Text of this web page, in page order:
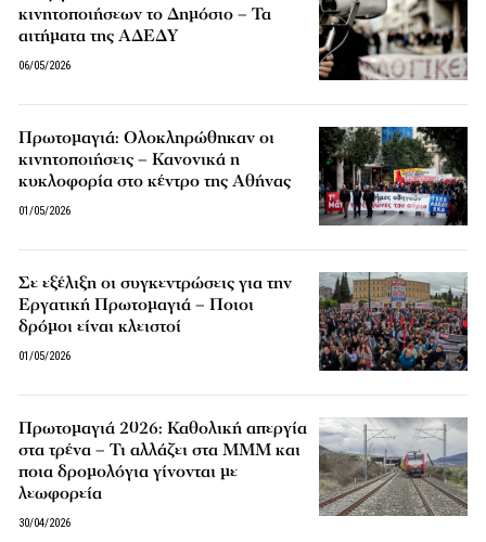
κινητοποιήσεων το Δημόσιο – Τα
αιτήματα της ΑΔΕΔΥ
06/05/2026
Πρωτομαγιά: Ολοκληρώθηκαν οι
κινητοποιήσεις – Κανονικά η
κυκλοφορία στο κέντρο της Αθήνας
01/05/2026
Σε εξέλιξη οι συγκεντρώσεις για την
Εργατική Πρωτομαγιά – Ποιοι
δρόμοι είναι κλειστοί
01/05/2026
Πρωτομαγιά 2026: Καθολική απεργία
στα τρένα – Τι αλλάζει στα ΜΜΜ και
ποια δρομολόγια γίνονται με
λεωφορεία
30/04/2026